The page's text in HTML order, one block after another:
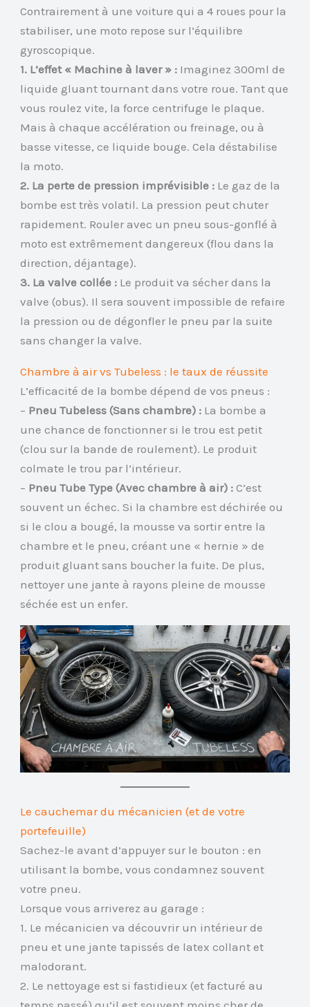
Contrairement à une voiture qui a 4 roues pour la
stabiliser, une moto repose sur l’équilibre
gyroscopique.
1. L’effet « Machine à laver » : Imaginez 300ml de
liquide gluant tournant dans votre roue. Tant que
vous roulez vite, la force centrifuge le plaque.
Mais à chaque accélération ou freinage, ou à
basse vitesse, ce liquide bouge. Cela déstabilise
la moto.
2. La perte de pression imprévisible : Le gaz de la
bombe est très volatil. La pression peut chuter
rapidement. Rouler avec un pneu sous-gonflé à
moto est extrêmement dangereux (flou dans la
direction, déjantage).
3. La valve collée : Le produit va sécher dans la
valve (obus). Il sera souvent impossible de refaire
la pression ou de dégonfler le pneu par la suite
sans changer la valve.
Chambre à air vs Tubeless : le taux de réussite
L’efficacité de la bombe dépend de vos pneus :
– Pneu Tubeless (Sans chambre) : La bombe a
une chance de fonctionner si le trou est petit
(clou sur la bande de roulement). Le produit
colmate le trou par l’intérieur.
– Pneu Tube Type (Avec chambre à air) : C’est
souvent un échec. Si la chambre est déchirée ou
si le clou a bougé, la mousse va sortir entre la
chambre et le pneu, créant une « hernie » de
produit gluant sans boucher la fuite. De plus,
nettoyer une jante à rayons pleine de mousse
séchée est un enfer.
Le cauchemar du mécanicien (et de votre
portefeuille)
Sachez-le avant d’appuyer sur le bouton : en
utilisant la bombe, vous condamnez souvent
votre pneu.
Lorsque vous arriverez au garage :
1. Le mécanicien va découvrir un intérieur de
pneu et une jante tapissés de latex collant et
malodorant.
2. Le nettoyage est si fastidieux (et facturé au